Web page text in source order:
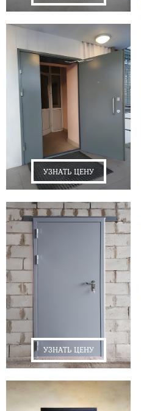
УЗНАТЬ ЦЕНУ
УЗНАТЬ ЦЕНУ